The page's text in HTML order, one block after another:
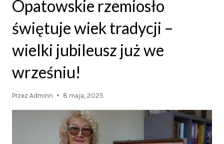
Opatowskie rzemiosło
świętuje wiek tradycji –
wielki jubileusz już we
wrześniu!
Przez Adminn 8 maja, 2025